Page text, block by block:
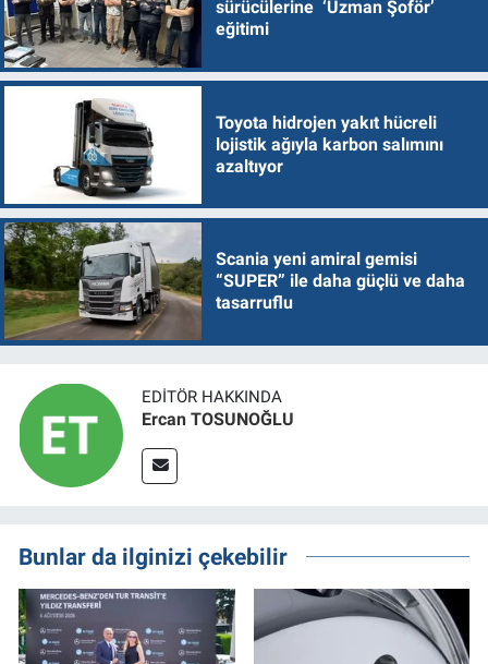
sürücülerine ‘Uzman Şoför’
eğitimi
Toyota hidrojen yakıt hücreli
lojistik ağıyla karbon salımını
azaltıyor
Scania yeni amiral gemisi
“SUPER” ile daha güçlü ve daha
tasarruflu
EDITÖR HAKKINDA
Ercan TOSUNOĞLU
Bunlar da ilginizi çekebilir